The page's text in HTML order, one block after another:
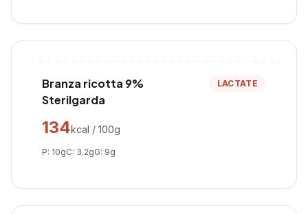
Branza ricotta 9%
Sterilgarda
LACTATE
134kcal / 100g
P: 10gC: 3.2gG: 9g